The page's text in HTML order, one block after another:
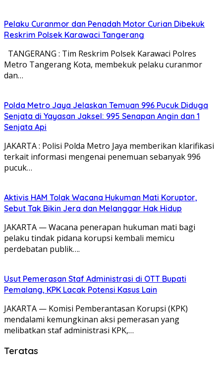
Pelaku Curanmor dan Penadah Motor Curian Dibekuk
Reskrim Polsek Karawaci Tangerang
TANGERANG : Tim Reskrim Polsek Karawaci Polres
Metro Tangerang Kota, membekuk pelaku curanmor
dan…
Polda Metro Jaya Jelaskan Temuan 996 Pucuk Diduga
Senjata di Yayasan Jaksel: 995 Senapan Angin dan 1
Senjata Api
JAKARTA : Polisi Polda Metro Jaya memberikan klarifikasi
terkait informasi mengenai penemuan sebanyak 996
pucuk…
Aktivis HAM Tolak Wacana Hukuman Mati Koruptor,
Sebut Tak Bikin Jera dan Melanggar Hak Hidup
JAKARTA — Wacana penerapan hukuman mati bagi
pelaku tindak pidana korupsi kembali memicu
perdebatan publik….
Usut Pemerasan Staf Administrasi di OTT Bupati
Pemalang, KPK Lacak Potensi Kasus Lain
JAKARTA — Komisi Pemberantasan Korupsi (KPK)
mendalami kemungkinan aksi pemerasan yang
melibatkan staf administrasi KPK,…
Teratas